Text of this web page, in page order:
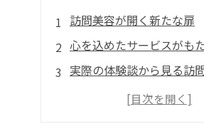
訪問美容が開く新たな扉
心を込めたサービスがも
実際の体験談から見る訪
訪問美容の未来とその展望